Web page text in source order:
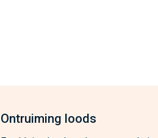
Ontruiming loods